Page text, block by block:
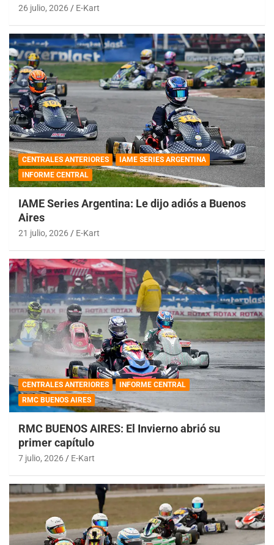
26 julio, 2026 E-Kart
CENTRALES ANTERIORES
IAME SERIES ARGENTINA
INFORME CENTRAL
IAME Series Argentina: Le dijo adiós a Buenos
Aires
21 julio, 2026 E-Kart
CENTRALES ANTERIORES
INFORME CENTRAL
RMC BUENOS AIRES
RMC BUENOS AIRES: El Invierno abrió su
primer capítulo
7 julio, 2026 E-Kart